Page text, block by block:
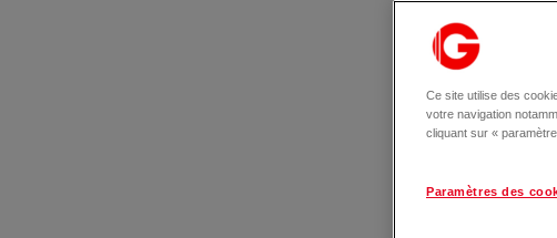
Ce site utilise des
votre navigation
cliquant sur «
Paramètres des